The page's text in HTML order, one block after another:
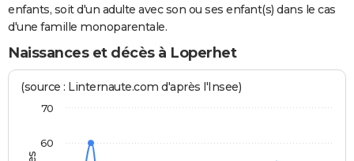
enfants, soit d'un adulte avec son ou ses enfant(s) dans le cas
d'une famille monoparentale.
Naissances et décès à Loperhet
(source : Linternaute.com d'après l'Insee)
60
70